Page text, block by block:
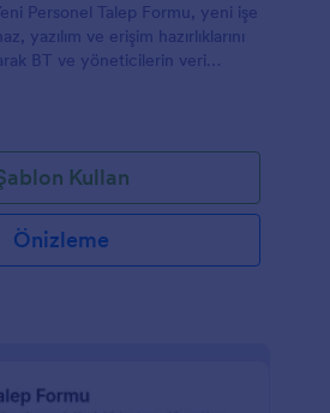
Personel Talep Formu, yeni işe
yazılım ve erişim hazırlıklarını
BT ve yöneticilerin veri
Kullan
Önizleme